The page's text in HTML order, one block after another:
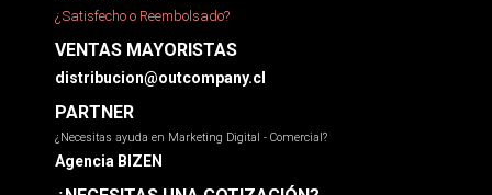
¿Satisfecho o Reembolsado?
VENTAS MAYORISTAS
distribucion@outcompany.cl
PARTNER
¿Necesitas ayuda en Marketing Digital - Comercial?
Agencia BIZEN